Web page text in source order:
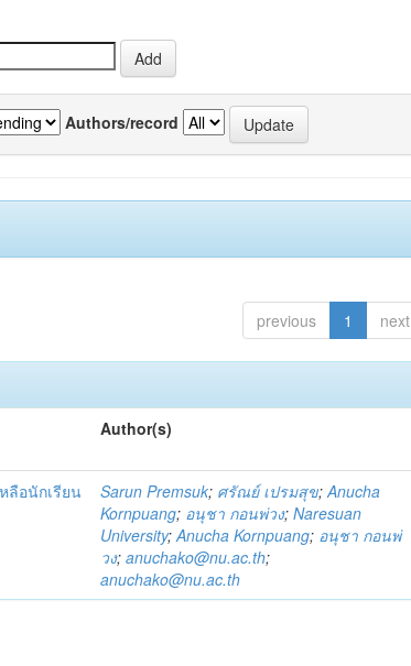
Authors/record
previous 1 next
Author(s)
ลือนักเรียน
Sarun Premsuk; ศรัณย์ เปรมสุข;Anucha
Kornpuang; อนุชา กอนพ่วง;Naresuan
University;Anucha Kornpuang; อนุชา กอนพ่
วง;anuchako@nu.ac.th;
anuchako@nu.ac.th